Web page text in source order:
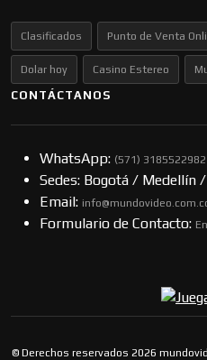
Clasificados Punto de Venta
Dolar hoy Casino Estereo
CONTÁCTANOS
WhatsApp: (57​​1) 3185522982
Sedes: Bogotá / Medellín
Email:
Formulario de Contacto:
© Derechos reservados 2026